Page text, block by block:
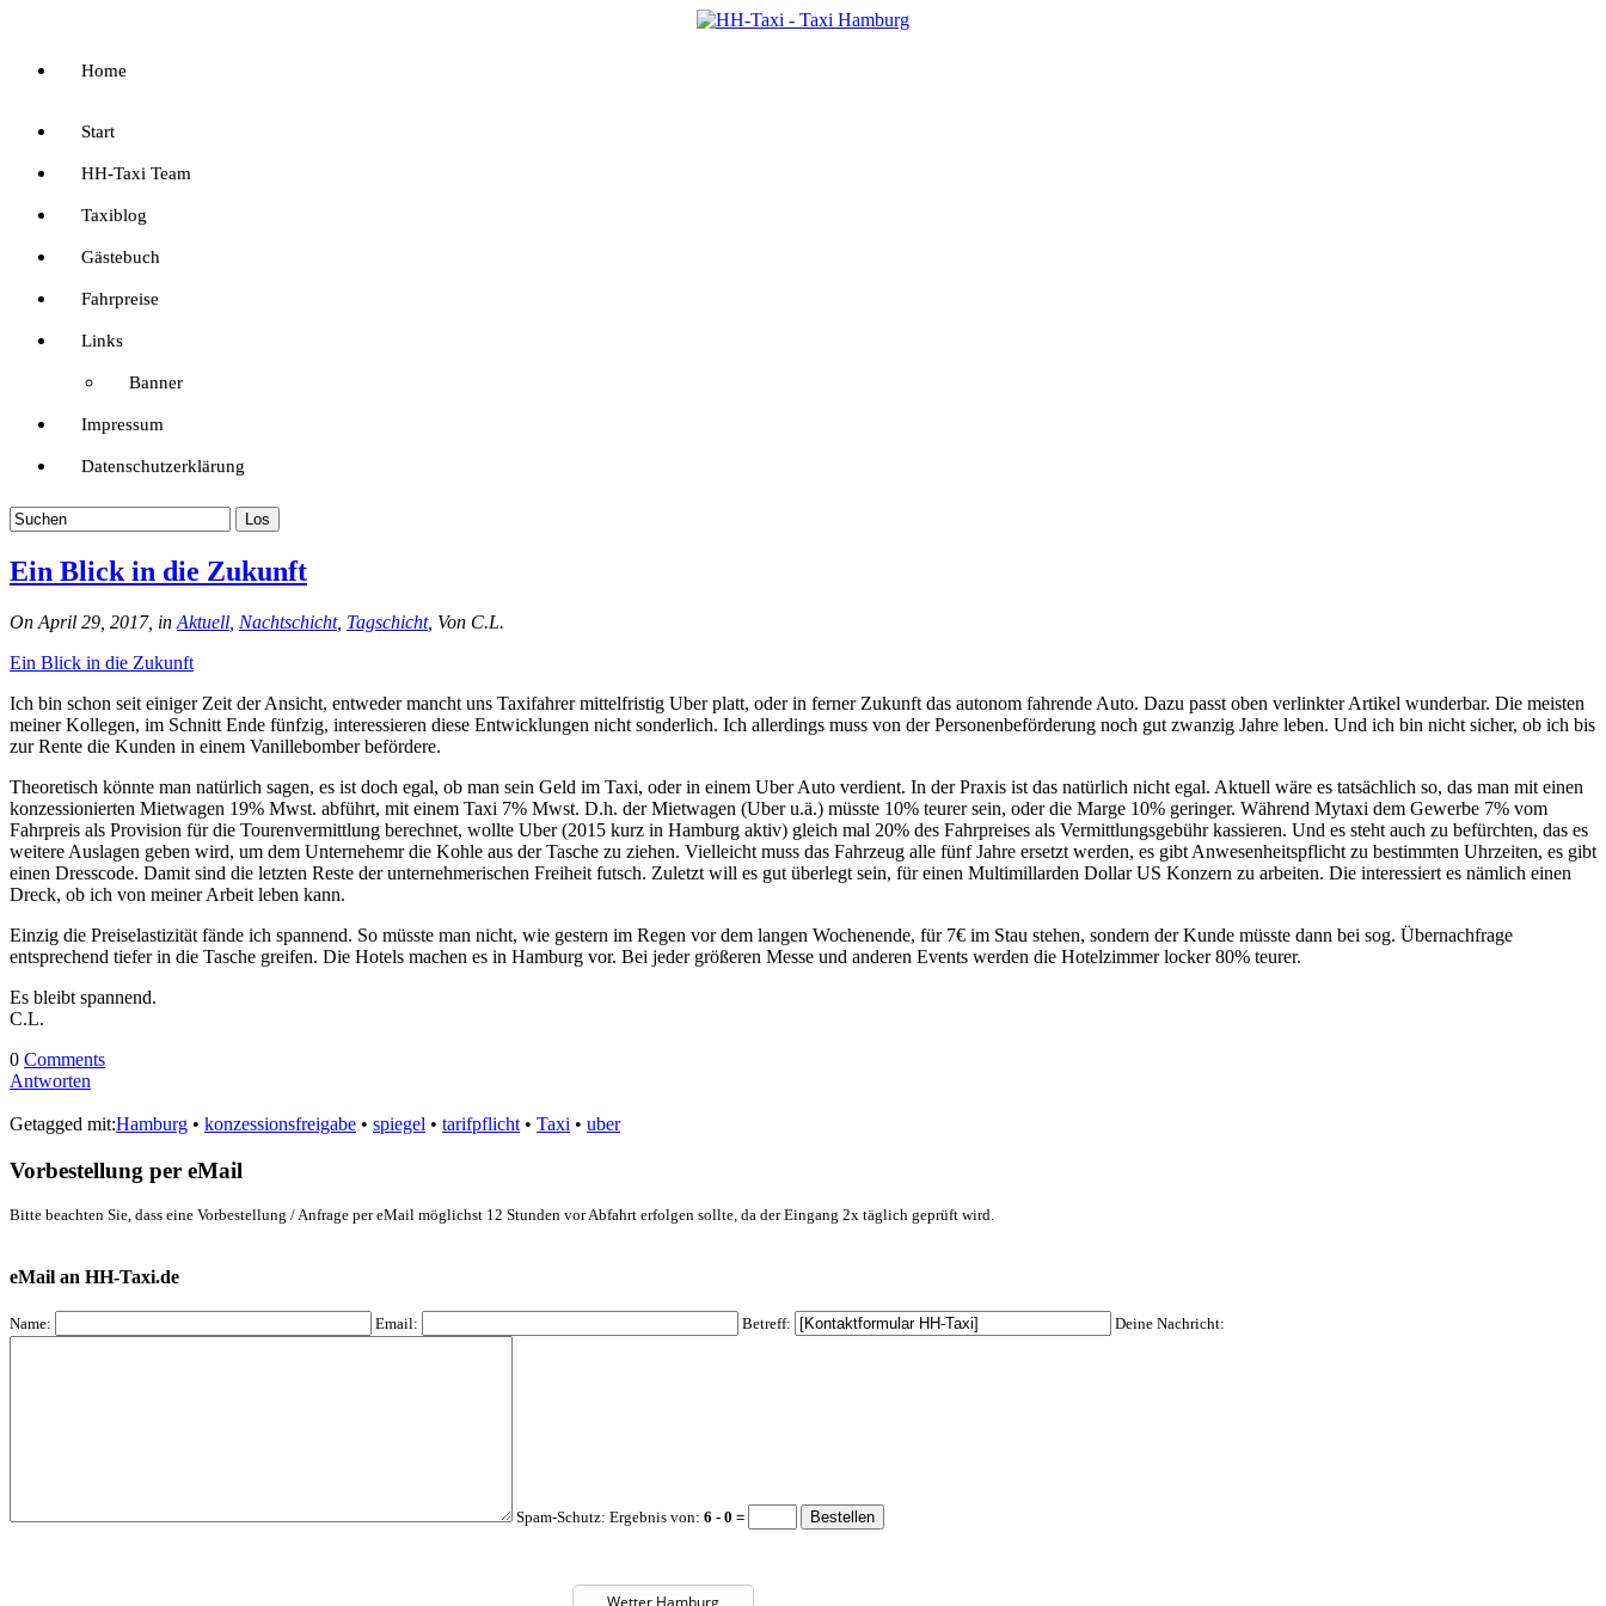
Home
Start
HH-Taxi Team
Taxiblog
Gästebuch
Fahrpreise
Links
Banner
Impressum
Datenschutzerklärung
Ein Blick in die Zukunft
On April 29, 2017, in Aktuell Nachtschicht, Tagschicht, Von C.L.
Ein Blick in die Zukunft
Ich bin schon seit einiger Zeit der Ansicht, entweder mancht uns Taxifahrer mittelfristig Uber platt, oder in ferner Zukunft das autonom fahrende Auto. Dazu passt oben verlinkter Artikel wunderbar. Die meisten
meiner Kollegen, im Schnitt Ende fünfzig, interessieren diese Entwicklungen nicht sonderlich. Ich allerdings muss von der Personenbeförderung noch gut zwanzig Jahre leben. Und ich bin nicht sicher, ob ich bis
zur Rente die Kunden in einem Vanillebomber befördere.
Theoretisch könnte man natürlich sagen, es ist doch egal, ob man sein Geld im Taxi, oder in einem Uber Auto verdient. In der Praxis ist das natürlich nicht egal. Aktuell wäre es tatsächlich so, das man mit einen
konzessionierten Mietwagen 19% Mwst. abführt, mit einem Taxi 7% Mwst. D.h. der Mietwagen (Uber u.ä.) müsste 10% teurer sein, oder die Marge 10% geringer. Während Mytaxi dem Gewerbe 7% vom
Fahrpreis als Provision für die Tourenvermittlung berechnet, wollte Uber (2015 kurz in Hamburg aktiv) gleich mal 20% des Fahrpreises als Vermittlungsgebühr kassieren. Und es steht auch zu befürchten, das es
weitere Auslagen geben wird, um dem Unternehemr die Kohle aus der Tasche zu ziehen. Vielleicht muss das Fahrzeug alle fünf Jahre ersetzt werden, es gibt Anwesenheitspflicht zu bestimmten Uhrzeiten, es gibt
einen Dresscode. Damit sind die letzten Reste der unternehmerischen Freiheit futsch. Zuletzt will es gut überlegt sein, für einen Multimillarden Dollar US Konzern zu arbeiten. Die interessiert es nämlich einen
Dreck, ob ich von meiner Arbeit leben kann.
Einzig die Preiselastizität fände ich spannend. So müsste man nicht, wie gestern im Regen vor dem langen Wochenende, für 7€ im Stau stehen, sondern der Kunde müsste dann bei sog. Übernachfrage
entsprechend tiefer in die Tasche greifen. Die Hotels machen es in Hamburg vor. Bei jeder größeren Messe und anderen Events werden die Hotelzimmer locker 80% teurer.
Es bleibt spannend.
C.L.
0 Comments
Antworten
Getagged mit:Hamburg • konzessionsfreigabe • spiegel • tarifpflicht • Taxi • uber
Vorbestellung per eMail
Bitte beachten Sie, dass eine Vorbestellung / Anfrage per eMail möglichst 12 Stunden vor Abfahrt erfolgen sollte, da der Eingang 2x täglich geprüft wird.
eMail an HH-Taxi.de
Name: Email: Betreff: Deine Nachricht:
Spam-Schutz: Ergebnis von: 6 - 0 =
Wetter Hamburg